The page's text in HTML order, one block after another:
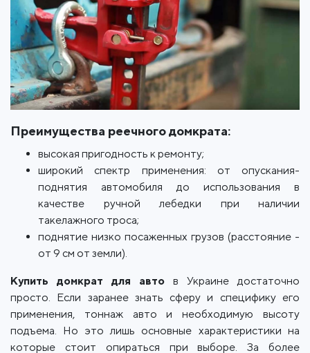
Преимущества реечного домкрата:
высокая пригодность к ремонту;
широкий спектр применения: от опускания-
поднятия автомобиля до использования в
качестве ручной лебедки при наличии
такелажного троса;
поднятие низко посаженных грузов (расстояние -
от 9 см от земли).
Купить домкрат для авто в Украине достаточно
просто. Если заранее знать сферу и специфику его
применения, тоннаж авто и необходимую высоту
подъема. Но это лишь основные характеристики на
которые стоит опираться при выборе. За более